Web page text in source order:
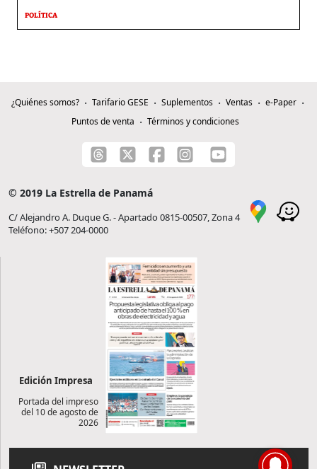
POLÍTICA
¿Quiénes somos? Tarifario GESE Suplementos Ventas
e-Paper
Puntos de venta
Términos y condiciones
© 2019 La Estrella de Panamá
C/ Alejandro A. Duque G. - Apartado 0815-00507, Zona 4
Teléfono: +507 204-0000
Edición Impresa
Portada del impreso
del 10 de agosto de
2026